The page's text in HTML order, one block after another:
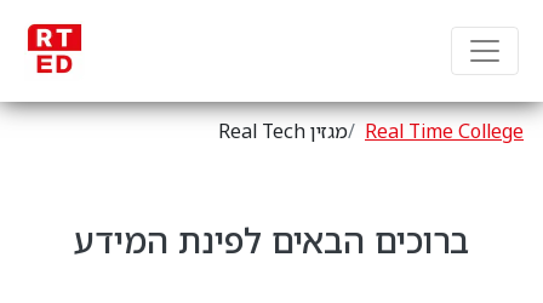
Real Time College מגזין Real Tech
ברוכים הבאים לפינת המידע